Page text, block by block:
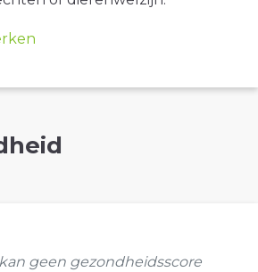
geen gezondheidsscore